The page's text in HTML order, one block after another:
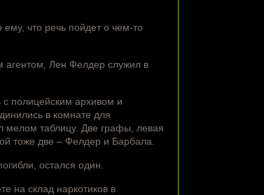
что речь пойдет о чем-то
агентом, Лен Фелдер служил в
полицейским архивом и
в комнате для
мелом таблицу. Две графы, левая
тоже две – Фелдер и Барбала.
остался один.
на склад наркотиков в